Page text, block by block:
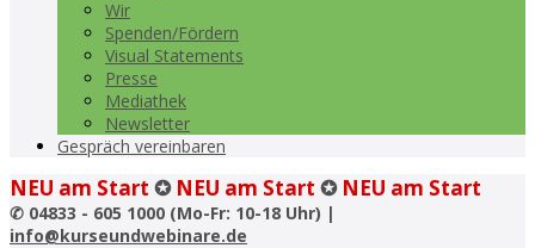
Wir
Spenden/Fördern
Visual Statements
Presse
Mediathek
Newsletter
Gespräch vereinbaren
NEU am Start ✪ NEU am Start ✪ NEU am Start
✆ 04833 - 605 1000 (Mo-Fr: 10-18 Uhr) |
info@kurseundwebinare.de